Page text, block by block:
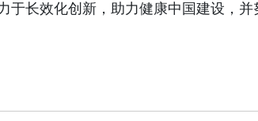
于长效化创新，助力健康中国建设，